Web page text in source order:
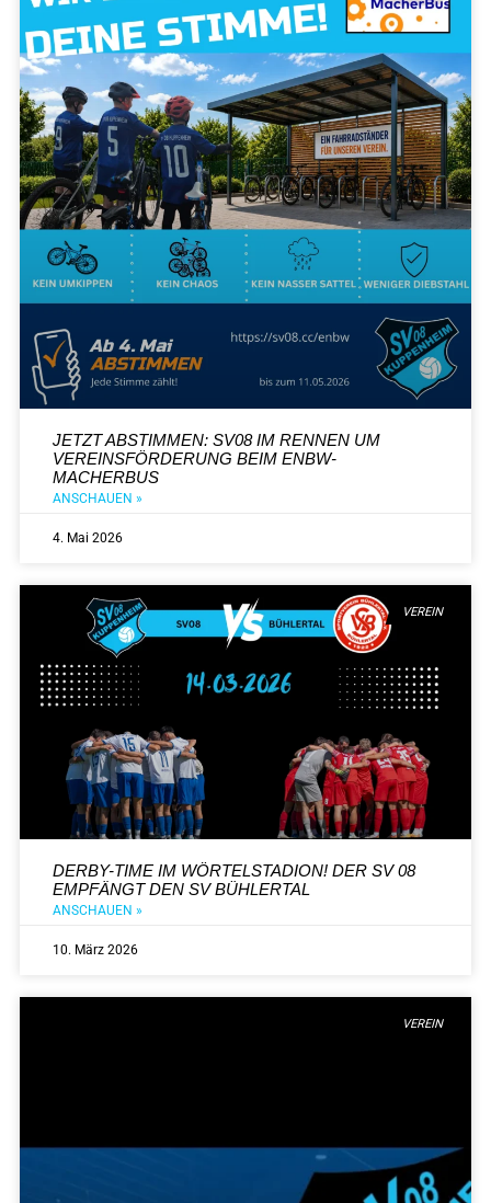
JETZT ABSTIMMEN: SV08 IM RENNEN UM
VEREINSFÖRDERUNG BEIM ENBW-
MACHERBUS
ANSCHAUEN »
4. Mai 2026
VEREIN
DERBY-TIME IM WÖRTELSTADION! DER SV 08
EMPFÄNGT DEN SV BÜHLERTAL
ANSCHAUEN »
10. März 2026
VEREIN